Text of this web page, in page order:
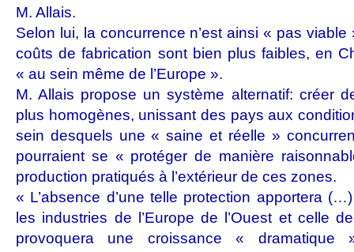
M. Allais.
Selon lui, la concurrence n’est ainsi « pas
coûts de fabrication sont bien plus faibles, en
« au sein même de l’Europe ».
M. Allais propose un système alternatif: créer
plus homogènes, unissant des pays aux
sein desquels une « saine et réelle »
pourraient se « protéger de manière
production pratiqués à l’extérieur de ces zones.
« L’absence d’une telle protection apportera
les industries de l’Europe de l’Ouest et celle
provoquera une croissance « dramatique